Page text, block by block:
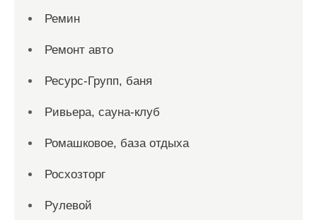
Ремин
Ремонт авто
Ресурс-Групп, баня
Ривьера, сауна-клуб
Ромашковое, база отдыха
Росхозторг
Рулевой